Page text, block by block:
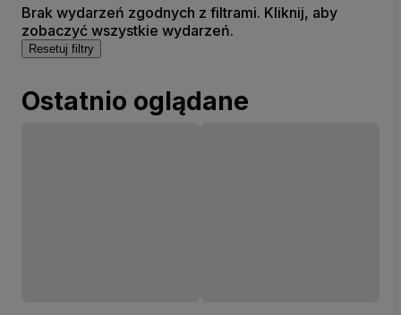
Brak wydarzeń zgodnych z filtrami. Kliknij, aby
zobaczyć wszystkie wydarzeń.
Resetuj filtry
Ostatnio oglądane